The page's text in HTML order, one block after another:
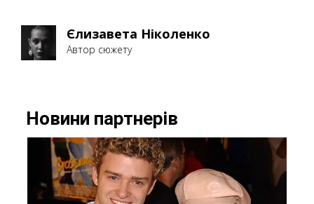
Єлизавета Ніколенко
Автор сюжету